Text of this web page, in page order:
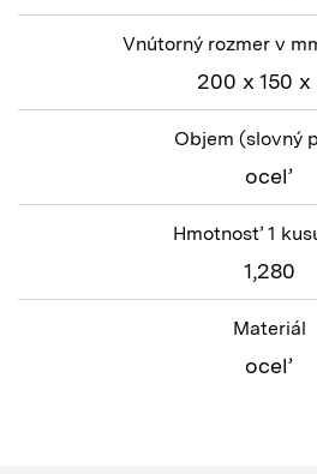
Vnútorný rozmer v
200 x 150 x
Objem (slovný
oceľ
Hmotnosť 1
1,280
Materiál
oceľ